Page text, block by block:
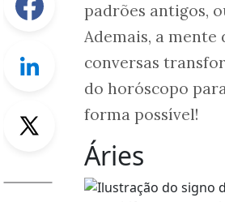
Twitter
padrões antigos,
Ademais, a
conversas
do horóscopo
forma possível!
Áries